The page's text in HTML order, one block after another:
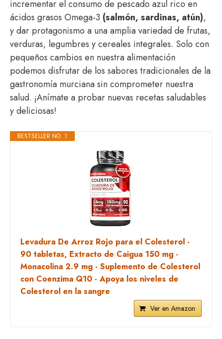
incrementar el consumo de pescado azul rico en
ácidos grasos Omega-3 (salmón, sardinas, atún),
y dar protagonismo a una amplia variedad de frutas,
verduras, legumbres y cereales integrales. Solo con
pequeños cambios en nuestra alimentación
podemos disfrutar de los sabores tradicionales de la
gastronomía murciana sin comprometer nuestra
salud. ¡Anímate a probar nuevas recetas saludables
y deliciosas!
BESTSELLER NO. 1
Levadura De Arroz Rojo para el Colesterol -
90 tabletas, Extracto de Caigua 150 mg -
Monacolina 2.9 mg - Suplemento de Colesterol
con Coenzima Q10 - Apoya los niveles de
Colesterol en la sangre
Ver en Amazon